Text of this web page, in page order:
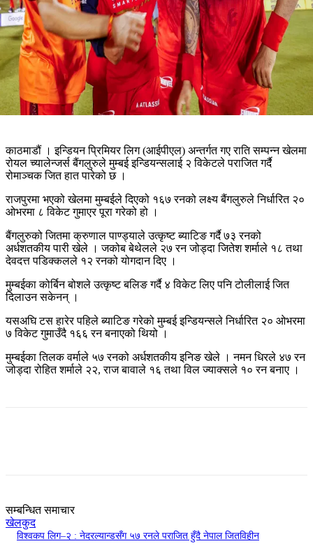
काठमाडौं । इन्डियन प्रिमियर लिग (आईपीएल) अन्तर्गत गए राति सम्पन्न खेलमा
रोयल च्यालेन्जर्स बैंगलुरुले मुम्बई इन्डियन्सलाई २ विकेटले पराजित गर्दै
रोमाञ्चक जित हात पारेको छ ।
राजपुरमा भएको खेलमा मुम्बईले दिएको १६७ रनको लक्ष्य बैंगलुरुले निर्धारित २०
ओभरमा ८ विकेट गुमाएर पूरा गरेको हो ।
बैंगलुरुको जितमा क्रुणाल पाण्ड्याले उत्कृष्ट ब्याटिङ गर्दै ७३ रनको
अर्धशतकीय पारी खेले । जकोब बेथेलले २७ रन जोड्दा जितेश शर्माले १८ तथा
देवदत्त पडिक्कलले १२ रनको योगदान दिए ।
मुम्बईका कोर्बिन बोशले उत्कृष्ट बलिङ गर्दै ४ विकेट लिए पनि टोलीलाई जित
दिलाउन सकेनन् ।
यसअघि टस हारेर पहिले ब्याटिङ गरेको मुम्बई इन्डियन्सले निर्धारित २० ओभरमा
७ विकेट गुमाउँदै १६६ रन बनाएको थियो ।
मुम्बईका तिलक वर्माले ५७ रनको अर्धशतकीय इनिङ खेले । नमन धिरले ४७ रन
जोड्दा रोहित शर्माले २२, राज बावाले १६ तथा विल ज्याक्सले १० रन बनाए ।
सम्बन्धित समाचार
खेलकुद
विश्वकप लिग–२ : नेदरल्यान्डसँग ५७ रनले पराजित हुँदै नेपाल जितविहीन